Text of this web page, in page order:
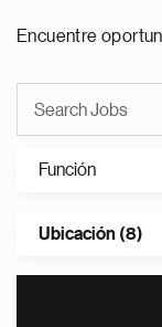
Encuentre
Función
Ubicación (8)